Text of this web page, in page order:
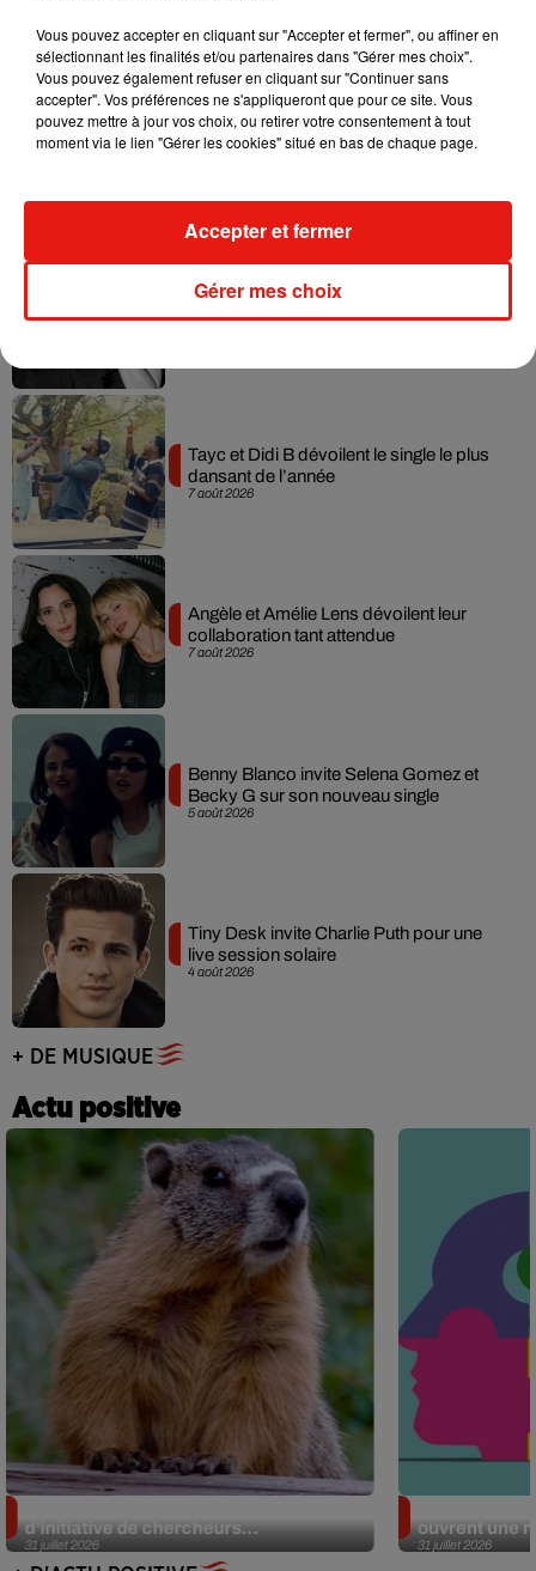
Musique
Julien Lieb s’essaye à la vie de chatelain
Madonna sort enfin le remix de « Love
Sensation » avec Kylie Minogue
7 août 2026
Tayc et Didi B dévoilent le single le plus
dansant de l’année
7 août 2026
Angèle et Amélie Lens dévoilent leur
collaboration tant attendue
5 août 2026
Benny Blanco invite Selena Gomez et
Becky G sur son nouveau single
4 août 2026
Tiny Desk invite Charlie Puth pour une
live session solaire
+ DE MUSIQUE
Actu positive
31 juillet 2026
d’initiative de chercheurs...
31 juillet 2026
ouvrent une
Vous pouvez accepter en cliquant sur "Accepter et fermer", ou affiner en
sélectionnant les finalités et/ou partenaires dans "Gérer mes choix".
Vous pouvez également refuser en cliquant sur "Continuer sans
accepter". Vos préférences ne s'appliqueront que pour ce site. Vous
pouvez mettre à jour vos choix, ou retirer votre consentement à tout
moment via le lien "Gérer les cookies" situé en bas de chaque page.
Gérer mes choix
Accepter et fermer